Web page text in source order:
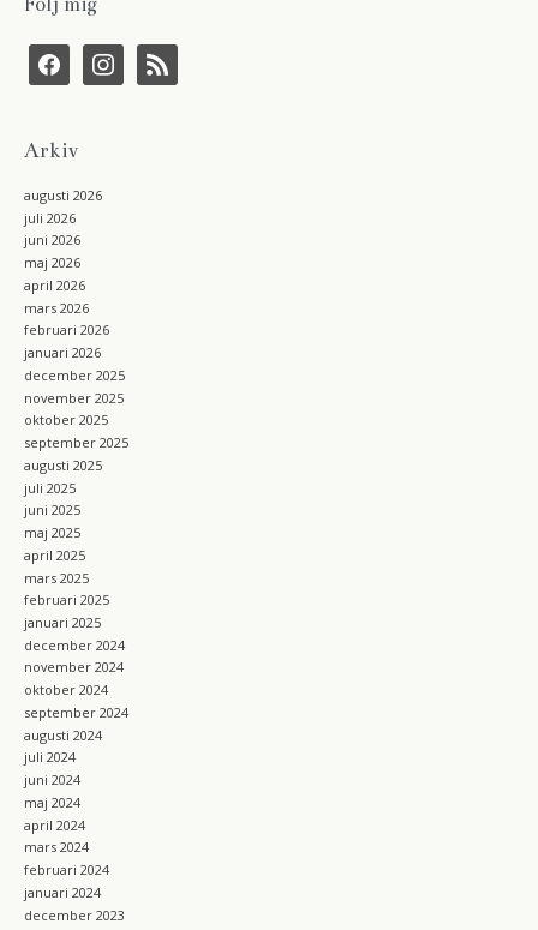
f
c
o
i
s
a
m
r
s
Arkiv
augusti 2026
juli 2026
juni 2026
maj 2026
april 2026
mars 2026
februari 2026
januari 2026
december 2025
november 2025
oktober 2025
september 2025
augusti 2025
juli 2025
juni 2025
maj 2025
april 2025
mars 2025
februari 2025
januari 2025
december 2024
november 2024
oktober 2024
september 2024
augusti 2024
juli 2024
juni 2024
maj 2024
april 2024
mars 2024
februari 2024
januari 2024
december 2023